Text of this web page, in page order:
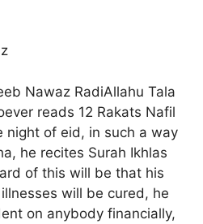
Nawaz RadiAllahu Tala
reads 12 Rakats Nafil
night of eid, in such a way
he recites Surah Ikhlas
of this will be that his
will be cured, he
on anybody financially,